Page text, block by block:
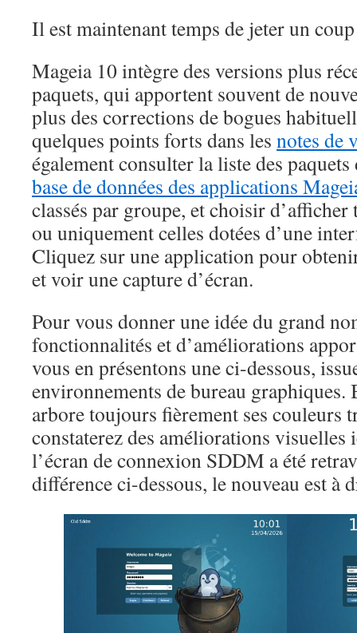
Il est maintenant temps de jeter un
Mageia 10 intègre des versions plus
paquets, qui apportent souvent de
plus des corrections de bogues
quelques points forts dans les notes de
également consulter la liste des
base de données des applications
classés par groupe, et choisir
ou uniquement celles dotées d’une
Cliquez sur une application pour
et voir une capture d’écran.
Pour vous donner une idée du grand
fonctionnalités et d’améliorations
vous en présentons une ci-dessous,
environnements de bureau graphiques.
arbore toujours fièrement ses couleurs
constaterez des améliorations visuelles
l’écran de connexion SDDM a été
différence ci-dessous, le nouveau est à